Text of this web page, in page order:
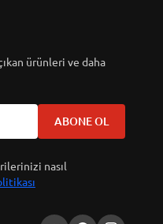
ürünleri ve daha
ABONE OL
nasıl